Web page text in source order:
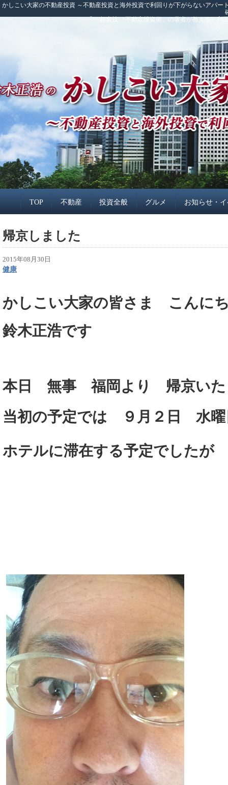
かしこい大家の不動産投資 ～不動産投資と海外投資で利回りが下がらないアパ
「<<超裏技>>不動産投資術」の著者が教える、
TOP 不動産 投資全般 グルメ お知らせ・
帰京しました
2015年08月30日
健康
かしこい大家の皆さま こんに
鈴木正浩です
本日 無事 福岡より 帰京いた
当初の予定では ９月２日 水
ホテルに滞在する予定でしたが